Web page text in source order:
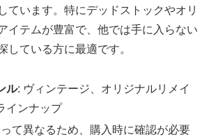
ています。特にデッドストックやオリ
イテムが豊富で、他では手に入らない
している方に最適です。
ル: ヴィンテージ、オリジナルリメイ
インナップ
て異なるため、購入時に確認が必要